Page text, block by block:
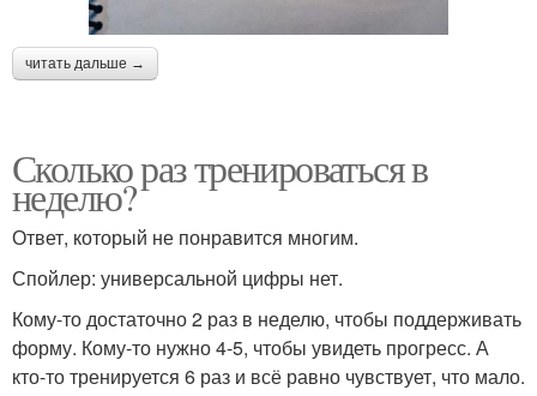
читать дальше →
Сколько раз тренироваться в
неделю?
Ответ, который не понравится многим.
Спойлер: универсальной цифры нет.
Кому-то достаточно 2 раз в неделю, чтобы поддерживать
форму. Кому-то нужно 4-5, чтобы увидеть прогресс. А
кто-то тренируется 6 раз и всё равно чувствует, что мало.